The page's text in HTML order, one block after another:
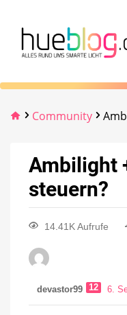
Community
Ambilight
steuern?
14.41K Aufrufe
devastor99 12 6.